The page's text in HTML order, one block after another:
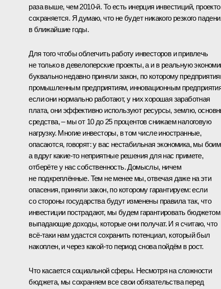
раза выше, чем 2010-й. То есть инерция инвестиций,
сохраняется. Я думаю, что не будет никакого резкого
в ближайшие годы.
Для того чтобы облегчить работу инвесторов и привлечь
не только в девелоперские проекты, а и в реальную
буквально недавно приняли закон, по которому
промышленным предприятиям, инновационным
если они нормально работают, у них хорошая заработная
плата, они эффективно используют ресурсы, землю,
средства, – мы от 10 до 25 процентов снижаем налоговую
нагрузку. Многие инвесторы, в том числе иностранные,
опасаются, говорят: у вас нестабильная экономика, мы
а вдруг какие‑то неприятные решения для нас примете,
отберёте у нас собственность. Домыслы, ничем
не подкреплённые. Тем не менее мы, отвечая даже на эти
опасения, приняли закон, по которому гарантируем: если
со стороны государства будут изменены правила так, что
инвестиции пострадают, мы будем гарантировать бюджетом
выпадающие доходы, которые они получат. И я считаю, что
всё‑таки нам удастся сохранить потенциал, который был
накоплен, и через какой‑то период снова пойдём в рост.
Что касается социальной сферы. Несмотря на сложности
бюджета, мы сохраняем все свои обязательства перед